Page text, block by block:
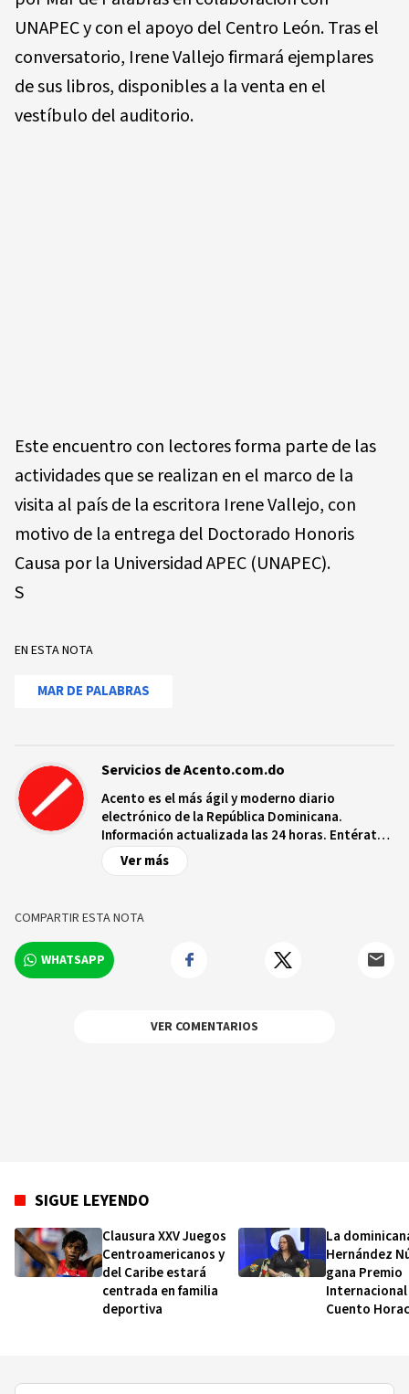
UNAPEC y con el apoyo del Centro León. Tras el
conversatorio, Irene Vallejo firmará ejemplares
de sus libros, disponibles a la venta en el
vestíbulo del auditorio.
Este encuentro con lectores forma parte de las
actividades que se realizan en el marco de la
visita al país de la escritora Irene Vallejo, con
motivo de la entrega del Doctorado Honoris
Causa por la Universidad APEC (UNAPEC).
S
EN ESTA NOTA
MAR DE PALABRAS
Servicios de Acento.com.do
Acento es el más ágil y moderno diario
electrónico de la República Dominicana.
Información actualizada las 24 horas. Entérate
de las noticias y sucesos más importantes a
nivel nacional e internacional, videos y fotos
Ver más
COMPARTIR ESTA NOTA
WHATSAPP
VER COMENTARIOS
SIGUE LEYENDO
Clausura XXV Juegos
Centroamericanos y
del Caribe estará
centrada en familia
deportiva
La
Hernández
gana Premio
Cuento